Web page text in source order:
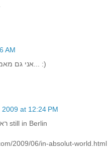
AM
אני גם מאמינה ששינויים הם דבר מבורך... :)
2009 at 12:24 PM
ראיתי את התמונה הזאת בבלוג still in Berlin
2009/06/in-absolut-world.html